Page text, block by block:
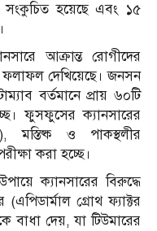
সংকুচিত হয়েছে এবং ১৫
আক্রান্ত রোগীদের
দেখিয়েছে। জনসন
বর্তমানে প্রায় ৬০টি
ফুসফুসের ক্যানসারের
মস্তিষ্ক ও পাকস্থলীর
করা হচ্ছে।
ক্যানসারের বিরুদ্ধে
গ্রোথ ফ্যাক্টর
বাধা দেয়, যা টিউমারের